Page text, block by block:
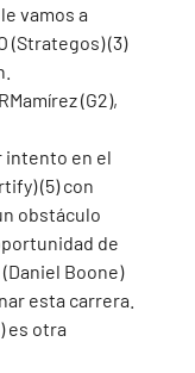
vamos a
(Strategos) (3)
(G2),
intento en el
(5) con
obstáculo
de
(Daniel Boone)
esta carrera.
es otra